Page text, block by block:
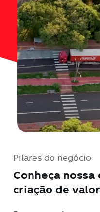
Pilares do negócio
Conheça
criação de